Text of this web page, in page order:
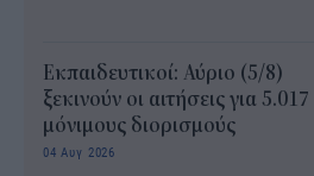
Εκπαιδευτικοί: Αύριο (5/8)
ξεκινούν οι αιτήσεις για 5.017
μόνιμους διορισμούς
04 Αυγ 2026